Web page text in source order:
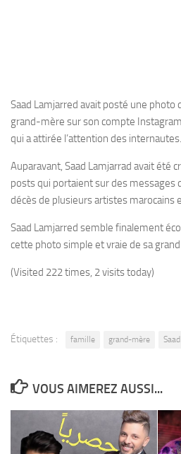
Saad Lamjarred avait posté une photo
grand-mère sur son compte
qui a attirée l’attention des internautes.
Auparavant, Saad Lamjarrad avait été
posts qui portaient sur des messages
décès de plusieurs artistes marocains
Saad Lamjarred semble finalement
cette photo simple et vraie de sa
(Visited 222 times, 2 visits today)
Étiquettes : famille grand-mère
VOUS AIMEREZ AUSSI...